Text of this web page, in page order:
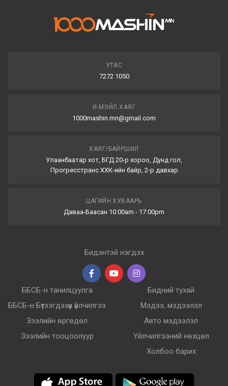
УТАС
7272 1050
И-МЭЙЛ ХАЯГ
1000mashin.mn@gmail.com
ХАЯГ/БАЙРШИЛ
Улаанбаатар хот, БГД 20-р хороо, Дунд гол,
Прогресстранс ХХК-ийн байр, 2-р давхар
ЦАГИЙН ХУВААРЬ
Даваа-Баасан 10:00am - 17:00pm
Бидэнтэй нэгдэх
ББСБ-н танилцуулга
ББСБ-н Бүтээгдэхүүн үйлчилгээ
Зээлийн өргөдөл
Зээлийн тооцоолуур
Бидний тухай
Мэдээ, мэдээлэл
Авто мэдээлэл
Үйлчилгээний нөхцөл
Холбоо барих